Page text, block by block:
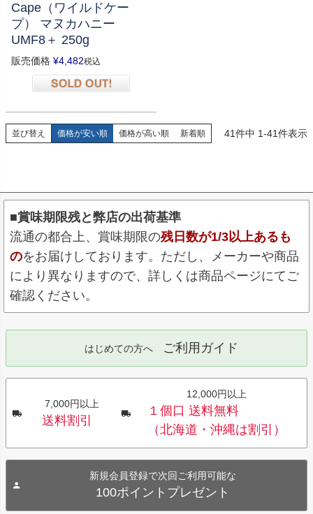
Cape（ワイルドケー
プ） マヌカハニー
UMF8＋ 250g
販売価格 ¥4,482税込
並び替え 価格が安い順 価格が高い順 新着順 41件中 1-41件表示
■賞味期限残と弊店の出荷基準
流通の都合上、賞味期限の残日数が1/3以上あるも
のをお届けしております。ただし、メーカーや商品
により異なりますので、詳しくは商品ページにてご
確認ください。
はじめての方へ ご利用ガイド
7,000円以上
送料割引
12,000円以上
１個口 送料無料
（北海道・沖縄は割引）
新規会員登録で次回ご利用可能な
100ポイントプレゼント